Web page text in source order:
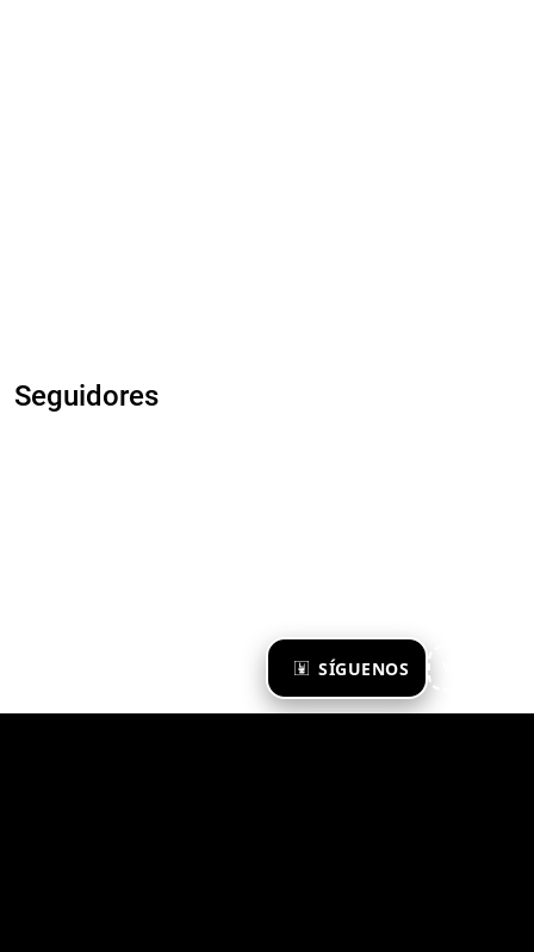
SÍGUENOS
Seguidores